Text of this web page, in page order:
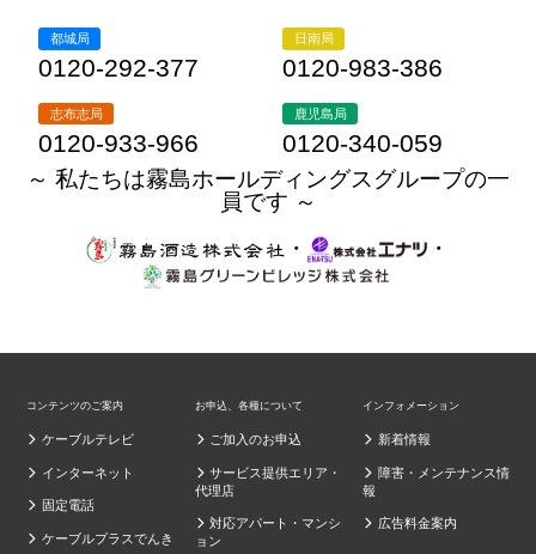
都城局
0120-292-377
日南局
0120-983-386
志布志局
0120-933-966
鹿児島局
0120-340-059
～ 私たちは霧島ホールディングスグループの一
員です ～
・
・
コンテンツのご案内
ケーブルテレビ
インターネット
固定電話
ケーブルプラスでんき
お申込、各種について
ご加入のお申込
サービス提供エリア・
代理店
対応アパート・マンシ
ョン
インフォメーション
新着情報
障害・メンテナンス情
報
広告料金案内